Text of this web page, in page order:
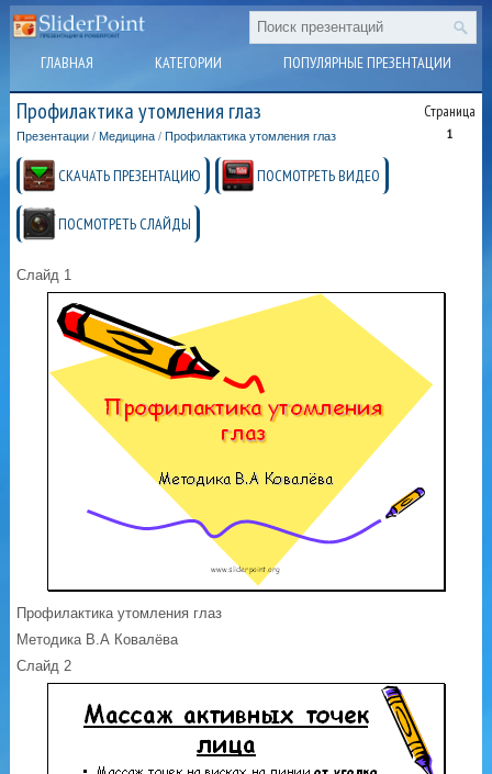
ГЛАВНАЯ КАТЕГОРИИ ПОПУЛЯРНЫЕ ПРЕЗЕНТАЦИИ
Профилактика утомления глаз Страница
1
Презентации / Медицина / Профилактика утомления глаз
СКАЧАТЬ ПРЕЗЕНТАЦИЮ ПОСМОТРЕТЬ ВИДЕО
ПОСМОТРЕТЬ СЛАЙДЫ
Слайд 1
Профилактика утомления глаз
Методика В.А Ковалёва
Слайд 2